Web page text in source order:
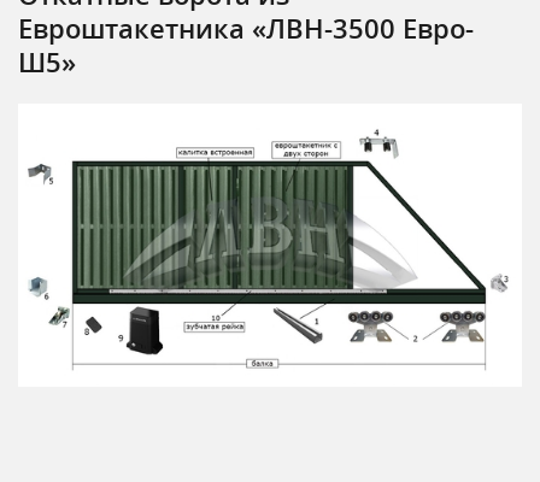
Евроштакетника «ЛВН-3500 Евро-
Ш5»